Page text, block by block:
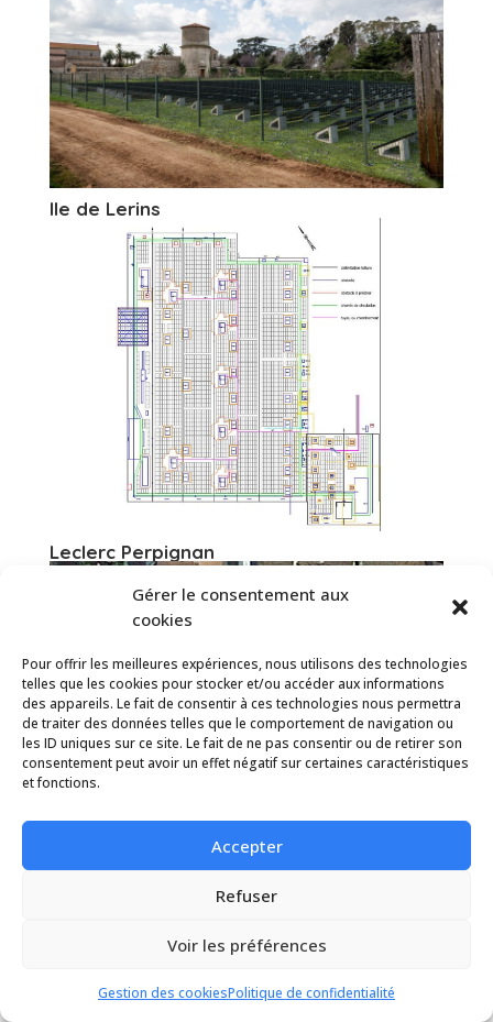
Gérer le consentement aux
cookies
Pour offrir les meilleures expériences, nous utilisons des technologies
telles que les cookies pour stocker et/ou accéder aux informations
des appareils. Le fait de consentir à ces technologies nous permettra
de traiter des données telles que le comportement de navigation ou
les ID uniques sur ce site. Le fait de ne pas consentir ou de retirer son
consentement peut avoir un effet négatif sur certaines caractéristiques
et fonctions.
Accepter
Refuser
Voir les préférences
Gestion des cookiesPolitique de confidentialité
Ile de Lerins
Leclerc Perpignan
Bâtiment Mazamet